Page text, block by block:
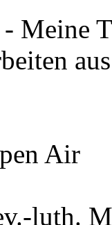
Meine
Air
luth.